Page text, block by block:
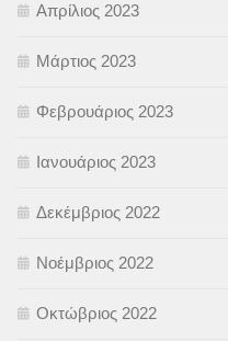
Απρίλιος 2023
Μάρτιος 2023
Φεβρουάριος 2023
Ιανουάριος 2023
Δεκέμβριος 2022
Νοέμβριος 2022
Οκτώβριος 2022